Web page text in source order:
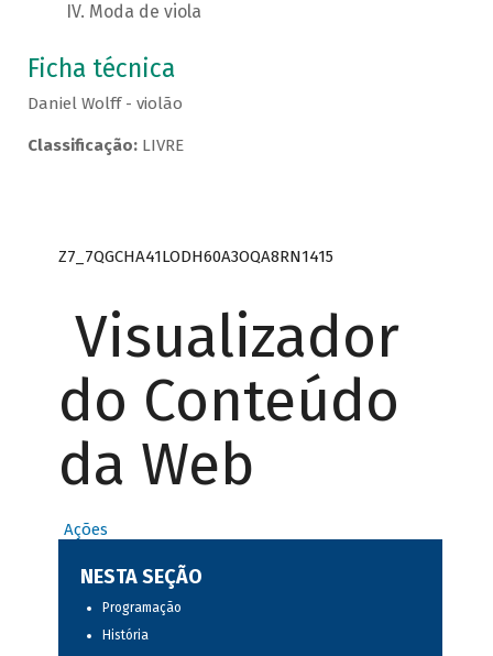
Moda de viola
Ficha técnica
Daniel Wolff - violão
Classificação:LIVRE
Z7_7QGCHA41LODH60A3OQA8RN1415
Visualizador
do Conteúdo
da Web
Ações
NESTA SEÇÃO
Programação
História